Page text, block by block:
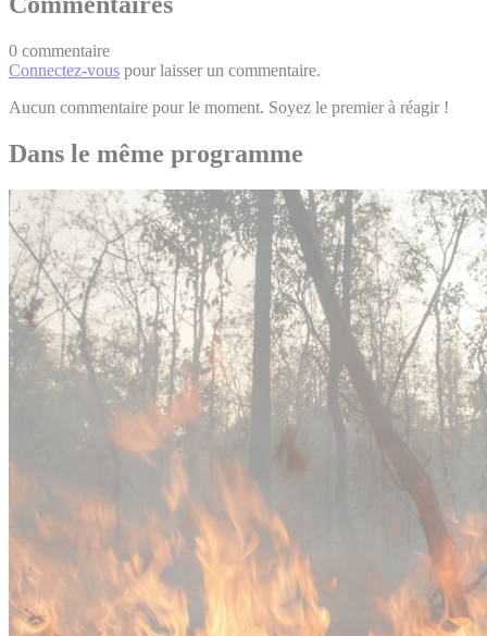
0 commentaire
Connectez-vous pour laisser un commentaire.
Aucun commentaire pour le moment. Soyez le premier à réagir !
Dans le même programme